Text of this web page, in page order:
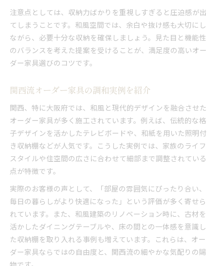
注意点としては、収納力ばかりを重視しすぎると圧迫感が出
てしまうことです。和風空間では、余白や抜け感も大切にし
ながら、必要十分な収納を確保しましょう。見た目と機能性
のバランスを考えた提案を受けることが、満足度の高いオー
ダー家具選びのコツです。
関西流オーダー家具の調和実例を紹介
関西、特に大阪府では、和風と現代的デザインを融合させた
オーダー家具が多く施工されています。例えば、伝統的な格
子デザインを活かしたテレビボードや、和紙を用いた照明付
き収納棚などが人気です。こうした実例では、家族のライフ
スタイルや住空間の広さに合わせて細部まで調整されている
点が特徴です。
実際のお客様の声として、「部屋の雰囲気にぴったり合い、
毎日の暮らしがより快適になった」という評価が多く寄せら
れています。また、和風建築のリノベーション時に、古材を
活かしたダイニングテーブルや、床の間との一体感を意識し
た収納棚を取り入れる事例も増えています。これらは、オー
ダー家具ならではの自由度と、関西流の細やかな気配りの賜